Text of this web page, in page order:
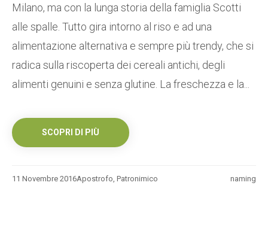
Milano, ma con la lunga storia della famiglia Scotti
alle spalle. Tutto gira intorno al riso e ad una
alimentazione alternativa e sempre più trendy, che si
radica sulla riscoperta dei cereali antichi, degli
alimenti genuini e senza glutine. La freschezza e la...
SCOPRI DI PIÙ
11 Novembre 2016 naming
Apostrofo, Patronimico